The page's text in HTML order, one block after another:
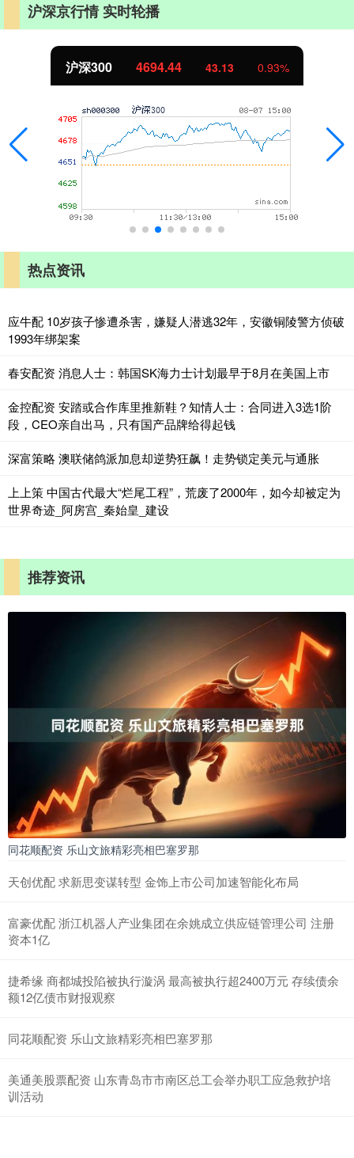
沪深京行情 实时轮播
沪深300 4694.44 43.13 0.93%
热点资讯
应牛配 10岁孩子惨遭杀害，嫌疑人潜逃32年，安徽铜陵警方侦破
1993年绑架案
春安配资 消息人士：韩国SK海力士计划最早于8月在美国上市
金控配资 安踏或合作库里推新鞋？知情人士：合同进入3选1阶
段，CEO亲自出马，只有国产品牌给得起钱
深富策略 澳联储鸽派加息却逆势狂飙！走势锁定美元与通胀
上上策 中国古代最大“烂尾工程”，荒废了2000年，如今却被定为
世界奇迹_阿房宫_秦始皇_建设
推荐资讯
同花顺配资 乐山文旅精彩亮相巴塞罗那
天创优配 求新思变谋转型 金饰上市公司加速智能化布局
富豪优配 浙江机器人产业集团在余姚成立供应链管理公司 注册
资本1亿
捷希缘 商都城投陷被执行漩涡 最高被执行超2400万元 存续债余
额12亿债市财报观察
同花顺配资 乐山文旅精彩亮相巴塞罗那
美通美股票配资 山东青岛市市南区总工会举办职工应急救护培
训活动